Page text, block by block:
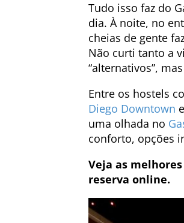
Tudo isso faz do
dia. À noite, no
cheias de gente
Não curti tanto a
“alternativos”,
Entre os hostels
Diego Downtown
uma olhada no
conforto, opções
Veja as melhores
reserva online.